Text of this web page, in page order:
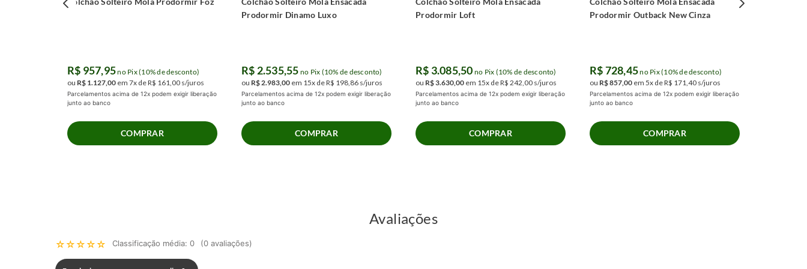
- É 100% reciclável
- Excelente custo benefício, pois tem valor bem menor que a base de espuma.
O uso do perímetro de proteção em espuma D28 em todas as laterais dos colchões de mola é um elemento-
- Aumenta o espaço de conforto;
R$ 957,95no Pix (10% de desconto)
ou R$ 1.127,00 em 7x deR$ 161,00 s/juros
Parcelamentos acima de 12x podem exigir liberação
junto ao banco
COMPRAR
Prodormir Dinamo Luxo
R$ 2.535,55 no Pix (10% de desconto)
ou R$2.983,00 em 15x deR$ 198,86 s/juros
Parcelamentos acima de 12x podem exigir liberação
junto ao banco
COMPRAR
Prodormir Loft
R$ 3.085,50 no Pix (10% de desconto)
ou R$3.630,00 em 15x deR$ 242,00 s/juros
Parcelamentos acima de 12x podem exigir liberação
junto ao banco
COMPRAR
Prodormir Outback New Cinza
R$728,45no Pix (10% de desconto)
ou R$857,00 em 5x deR$ 171,40 s/juros
Parcelamentos acima de 12x podem exigir liberação
junto ao banco
COMPRAR
Avaliações
☆ ☆ ☆ ☆ ☆ Classificação média: 0 (0 avaliações)